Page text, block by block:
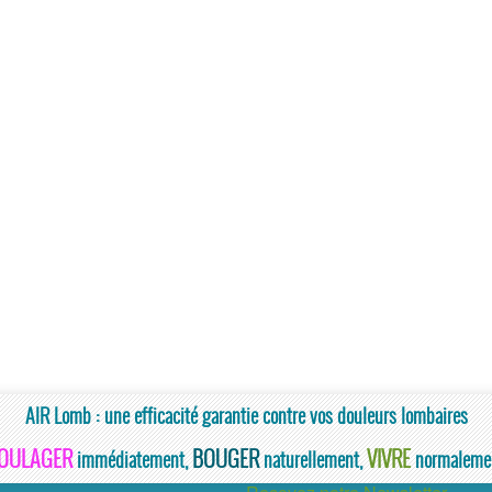
AIR Lomb : une efficacité garantie contre vos douleurs lombaires
immédiatement,BOUGERnaturellement,VIVRE